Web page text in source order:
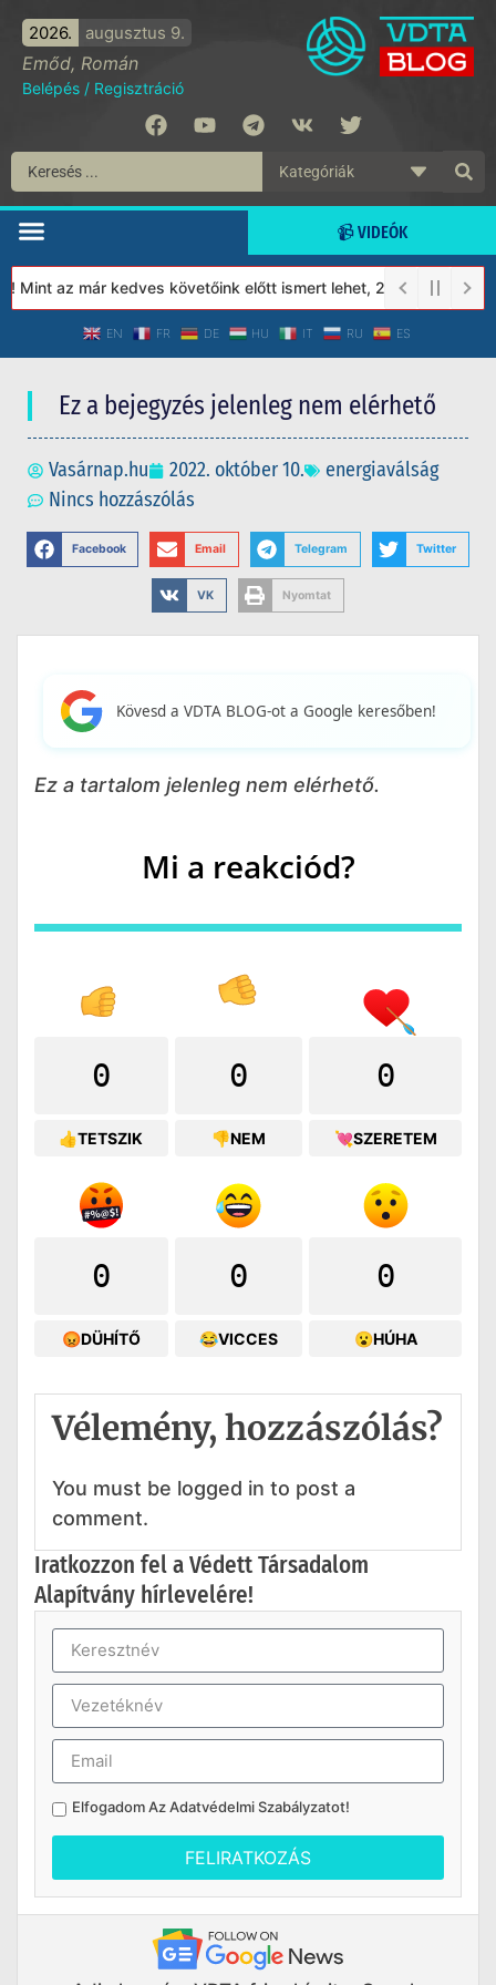
2026. augusztus 9.
Emőd, Román
Belépés / Regisztráció
📹 VIDEÓK
az már kedves követőink előtt ismert lehet, 2023-tól a
EN FR DE HU IT RU ES
Ez a bejegyzés jelenleg nem elérhető
Vasárnap.hu 2022. október 10.
energiaválság
Nincs hozzászólás
Facebook Email Telegram Twitter
VK Nyomtat
Kövesd a VDTA BLOG-ot a Google keresőben!
Ez a tartalom jelenleg nem elérhető.
Mi a reakciód?
0
👍TETSZIK
0
👎NEM
0
💘SZERETEM
0
😡DÜHÍTŐ
0
😂VICCES
0
😮HÚHA
Vélemény, hozzászólás?
You must be logged in to post a
comment.
Iratkozzon fel a Védett Társadalom
Alapítvány hírlevelére!
Elfogadom AzAdatvédelmi Szabályzatot!
FELIRATKOZÁS